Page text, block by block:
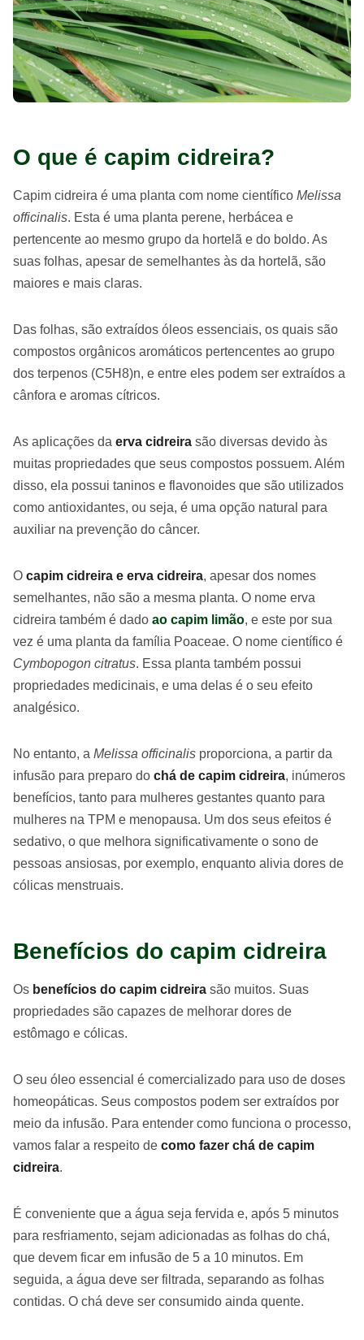
O que é capim cidreira?
Capim cidreira é uma planta com nome científico Melissa
officinalis. Esta é uma planta perene, herbácea e
pertencente ao mesmo grupo da hortelã e do boldo. As
suas folhas, apesar de semelhantes às da hortelã, são
maiores e mais claras.
Das folhas, são extraídos óleos essenciais, os quais são
compostos orgânicos aromáticos pertencentes ao grupo
dos terpenos (C5H8)n, e entre eles podem ser extraídos a
cânfora e aromas cítricos.
As aplicações da erva cidreira são diversas devido às
muitas propriedades que seus compostos possuem. Além
disso, ela possui taninos e flavonoides que são utilizados
como antioxidantes, ou seja, é uma opção natural para
auxiliar na prevenção do câncer.
O capim cidreira e erva cidreira, apesar dos nomes
semelhantes, não são a mesma planta. O nome erva
cidreira também é dado ao capim limão, e este por sua
vez é uma planta da família Poaceae. O nome científico é
Cymbopogon citratus. Essa planta também possui
propriedades medicinais, e uma delas é o seu efeito
analgésico.
No entanto, a Melissa officinalis proporciona, a partir da
infusão para preparo do chá de capim cidreira, inúmeros
benefícios, tanto para mulheres gestantes quanto para
mulheres na TPM e menopausa. Um dos seus efeitos é
sedativo, o que melhora significativamente o sono de
pessoas ansiosas, por exemplo, enquanto alivia dores de
cólicas menstruais.
Benefícios do capim cidreira
Os benefícios do capim cidreira são muitos. Suas
propriedades são capazes de melhorar dores de
estômago e cólicas.
O seu óleo essencial é comercializado para uso de doses
homeopáticas. Seus compostos podem ser extraídos por
meio da infusão. Para entender como funciona o processo,
vamos falar a respeito de como fazer chá de capim
cidreira.
É conveniente que a água seja fervida e, após 5 minutos
para resfriamento, sejam adicionadas as folhas do chá,
que devem ficar em infusão de 5 a 10 minutos. Em
seguida, a água deve ser filtrada, separando as folhas
contidas. O chá deve ser consumido ainda quente.